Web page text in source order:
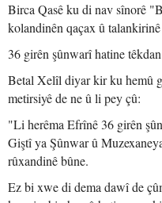
Birca Qasê ku di nav sînorê
kolandinên qaçax û
36 girên şûnwarî hatine têkdan
Betal Xelîl diyar kir ku hemû
metirsiyê de ne û li pey çû:
"Li herêma Efrînê 36 girên
Giştî ya Şûnwar û
rûxandinê bûne.
Ez bi xwe di dema dawî de